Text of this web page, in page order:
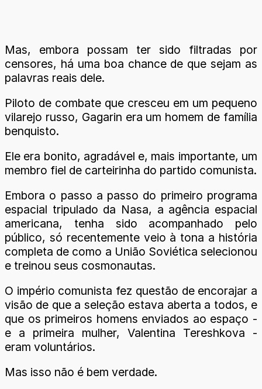
Mas, embora possam ter sido filtradas por
censores, há uma boa chance de que sejam as
palavras reais dele.
Piloto de combate que cresceu em um pequeno
vilarejo russo, Gagarin era um homem de família
benquisto.
Ele era bonito, agradável e, mais importante, um
membro fiel de carteirinha do partido comunista.
Embora o passo a passo do primeiro programa
espacial tripulado da Nasa, a agência espacial
americana, tenha sido acompanhado pelo
público, só recentemente veio à tona a história
completa de como a União Soviética selecionou
e treinou seus cosmonautas.
O império comunista fez questão de encorajar a
visão de que a seleção estava aberta a todos, e
que os primeiros homens enviados ao espaço -
e a primeira mulher, Valentina Tereshkova -
eram voluntários.
Mas isso não é bem verdade.